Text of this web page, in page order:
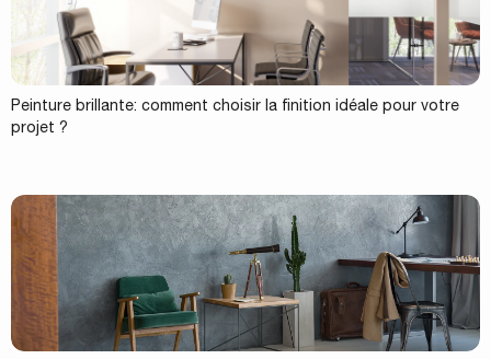
Peinture brillante: comment choisir la finition idéale pour votre
projet ?